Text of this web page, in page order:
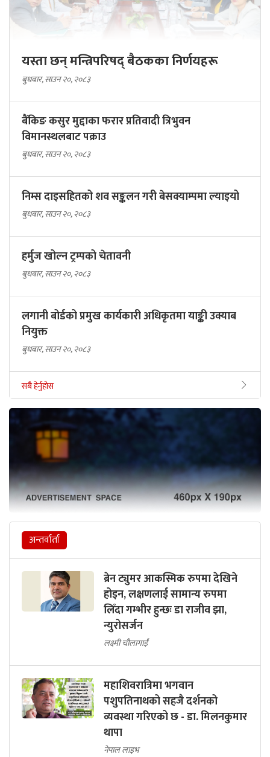
यस्ता छन् मन्त्रिपरिषद् बैठकका निर्णयहरू
बुधबार, साउन २०, २०८३
बैंकिङ कसुर मुद्दाका फरार प्रतिवादी त्रिभुवन
विमानस्थलबाट पक्राउ
बुधबार, साउन २०, २०८३
निम्स दाइसहितको शव सङ्कलन गरी बेसक्याम्पमा ल्याइयो
बुधबार, साउन २०, २०८३
हर्मुज खोल्न ट्रम्पको चेतावनी
बुधबार, साउन २०, २०८३
लगानी बोर्डको प्रमुख कार्यकारी अधिकृतमा याङ्की उक्याब
नियुक्त
बुधबार, साउन २०, २०८३
सबै हेर्नुहोस
अन्तर्वार्ता
ब्रेन ट्युमर आकस्मिक रुपमा देखिने
होइन, लक्षणलाई सामान्य रुपमा
लिँदा गम्भीर हुन्छः डा राजीव झा,
न्युरोसर्जन
लक्ष्मी चौलागाईं
महाशिवरात्रिमा भगवान
पशुपतिनाथको सहजै दर्शनको
व्यवस्था गरिएको छ - डा. मिलनकुमार
थापा
नेपाल लाइभ